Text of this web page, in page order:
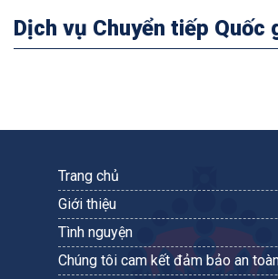
Dịch vụ Chuyển tiếp Quốc
Trang chủ
Giới thiệu
Tình nguyện
Chúng tôi cam kết đảm bảo an